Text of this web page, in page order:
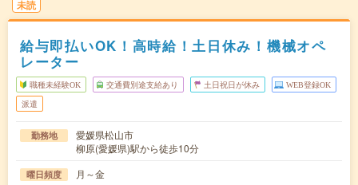
未読
給与即払いOK！高時給！土日休み！機械オペ
レーター
職種未経験OK 交通費別途支給あり 土日祝日が休み WEB登録OK
派遣
勤務地
愛媛県松山市
柳原(愛媛県)駅から徒歩10分
曜日頻度 月～金